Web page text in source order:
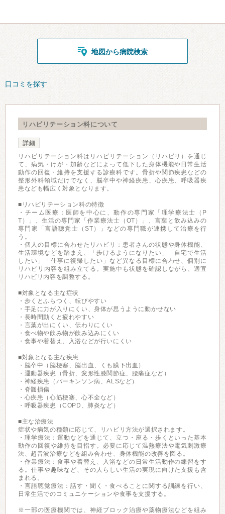
地図から病院検索
口コミを探す
リハビリテーション科について
詳細
リハビリテーション科はリハビリテーション（リハビリ）を通じ
て、病気・けが・加齢などによって低下した身体機能や日常生活
動作の回復・維持を支援する診療科です。骨折や関節疾患などの
整形外科領域だけでなく、脳卒中や神経疾患、心疾患、呼吸器疾
患なども幅広く対象となります。
■リハビリテーション科の特徴
・チーム医療：医師を中心に、動作の専門家「理学療法士（P
T）」、生活の専門家「作業療法士（OT）」、言葉と飲み込みの
専門家「言語聴覚士（ST）」などの専門職が連携して治療を行
う。
・個人の目標に合わせたリハビリ：患者さんの状態や身体機能、
生活環境などを踏まえ、「歩けるようになりたい」「自宅で生活
したい」「仕事に復帰したい」など異なる目標に合わせ、個別に
リハビリ内容を組み立てる。実施中も状態を確認しながら、適宜
リハビリ内容を調整する。
■対象となる主な症状
・歩くとふらつく、転びやすい
・手足に力が入りにくい、身体が思うように動かせない
・長時間動くと疲れやすい
・言葉が出にくい、伝わりにくい
・食べ物や飲み物が飲み込みにくい
・食事や着替え、入浴などが行いにくい
■対象となる主な疾患
・脳卒中（脳梗塞、脳出血、くも膜下出血）
・運動器疾患（骨折、変形性膝関節症、腰痛症など）
・神経疾患（パーキンソン病、ALSなど）
・脊髄損傷
・心疾患（心筋梗塞、心不全など）
・呼吸器疾患（COPD、肺炎など）
■主な治療法
症状や病気の種類に応じて、リハビリ方法が選択されます。
・理学療法：運動などを通じて、立つ・座る・歩くといった基本
動作の回復や維持を目指す。必要に応じて温熱療法や電気刺激療
法、超音波治療などを組み合わせ、身体機能の改善を図る。
・作業療法：食事や着替え、入浴などの日常生活動作の練習をす
る。仕事や趣味など、その人らしい生活の実現に向けた支援も含
まれる。
・言語聴覚療法：話す・聞く・食べることに関する訓練を行い、
日常生活でのコミュニケーションや食事を支援する。
※一部の医療機関では、神経ブロック治療や薬物療法などを組み